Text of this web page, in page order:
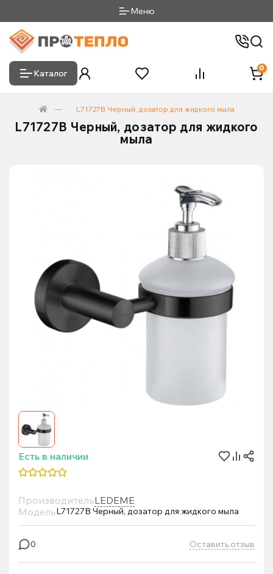
Меню
Каталог
0
L71727B Черный, дозатор для жидкого мыла
L71727B Черный, дозатор для жидкого
мыла
Есть в наличии
ПроизводительLEDEME
МодельL71727B Черный, дозатор для жидкого мыла
0 Оставить отзыв